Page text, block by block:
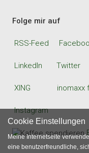
Folge mir auf
RSS-Feed
LinkedIn Twitter
XING inomaxx
Instagram
Cookie Einstellungen
Meine Internetseite
eine benutzerfreundliche,